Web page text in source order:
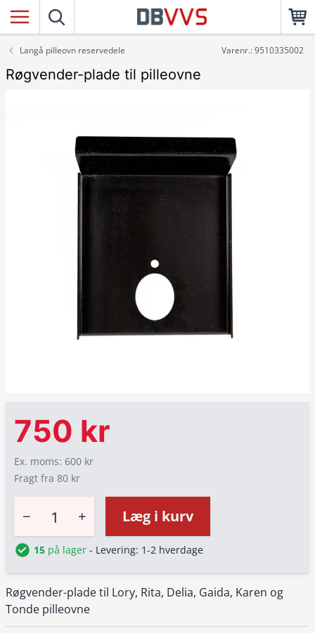
Langå pilleovn reservedele Varenr.: 9510335002
Røgvender-plade til pilleovne
Røgvender-plade til Lory, Rita, Delia, Gaida, Karen og
Tonde pilleovne
750 kr
Ex. moms: 600 kr
Fragt fra 80 kr
− + Læg i kurv
15 på lager - Levering: 1-2 hverdage